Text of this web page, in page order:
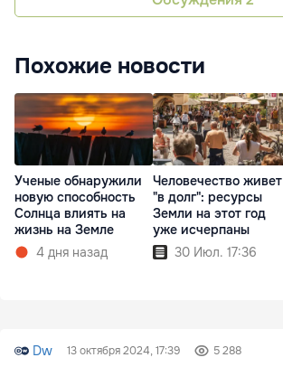
Похожие новости
Ученые обнаружили
новую способность
Солнца влиять на
жизнь на Земле
4 дня назад
Человечество живет
"в долг": ресурсы
Земли на этот год
уже исчерпаны
30 Июл. 17:36
Dw 13 октября 2024, 17:39 5 288